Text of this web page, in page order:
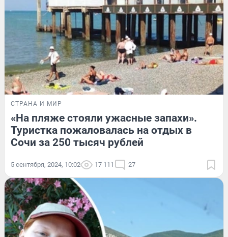
СТРАНА И МИР
«На пляже стояли ужасные запахи».
Туристка пожаловалась на отдых в
Сочи за 250 тысяч рублей
5 сентября, 2024, 10:02 17 111 27